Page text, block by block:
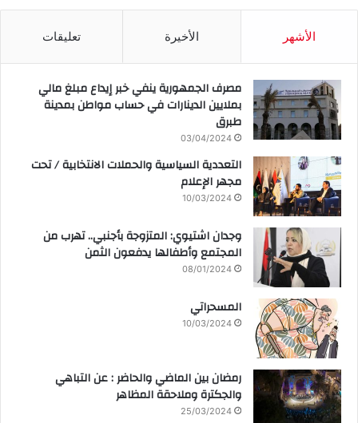
الأشهر الأخيرة تعليقات
مصرف الجمهورية ينفي خبر إيداع مبلغ مالي
بملايين الدينارات في حساب مواطن بمدينة
طبرق
03/04/2024
التعددية السياسية والحملات الانتخابية / تحت
مجهر الإعلام
10/03/2024
وجدان اشتيوي: المتزوجة بأجنبي.. تهرب من
المجتمع وأطفالها يدفعون الثمن
08/01/2024
المسحراتي
10/03/2024
رمضان بين الماضي والحاضر : عن التباهي
والجكترة وملاحقة المظاهر
25/03/2024